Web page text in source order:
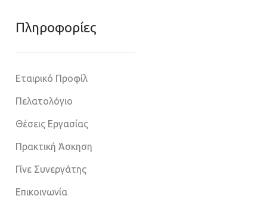
Πληροφoρίες
Εταιρικό Προφίλ
Πελατολόγιο
Θέσεις Εργασίας
Πρακτική Άσκηση
Γίνε Συνεργάτης
Επικοινωνία